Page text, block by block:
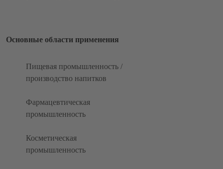
Основные области применения
Пищевая промышленность /
производство напитков
Фармацевтическая
промышленность
Косметическая
промышленность